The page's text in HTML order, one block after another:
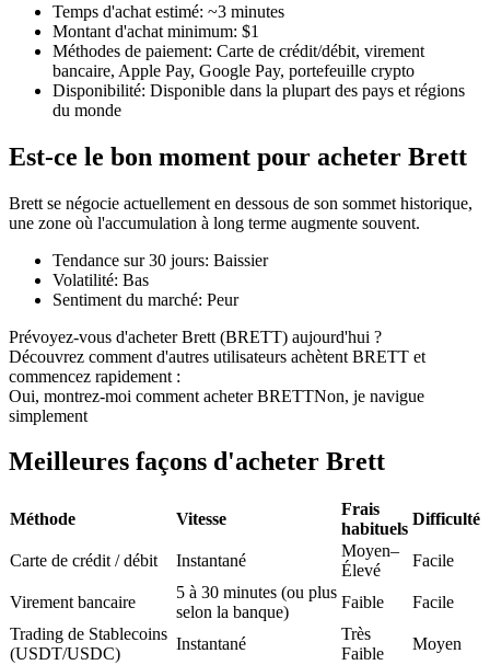
TradFi
Produits dérivés sur actions, forex, métaux précieux et matières
premières
Futures USDC
Futures utilisant l'USDC comme garantie
Copie de Trading
Rejoignez les meilleurs traders
Temps d'achat estimé: ~3 minutes
Montant d'achat minimum: $1
Méthodes de paiement: Carte de crédit/débit, virement
bancaire, Apple Pay, Google Pay, portefeuille crypto
Disponibilité: Disponible dans la plupart des pays et régions
du monde
Est-ce le bon moment pour acheter Brett
Brett se négocie actuellement en dessous de son sommet historique,
une zone où l'accumulation à long terme augmente souvent.
Tendance sur 30 jours: Baissier
Volatilité: Bas
Sentiment du marché: Peur
Prévoyez-vous d'acheter Brett (BRETT) aujourd'hui ?
Découvrez comment d'autres utilisateurs achètent BRETT et
commencez rapidement :
Oui, montrez-moi comment acheter BRETTNon, je navigue
simplement
Meilleures façons d'acheter Brett
Méthode Vitesse
Frais
habituels
Difficulté
Carte de crédit / débit Instantané
Moyen–
Élevé
Facile
Virement bancaire
5 à 30 minutes (ou plus
selon la banque)
Faible
Facile
Trading de Stablecoins
(USDT/USDC)
Instantané
Très
Faible
Moyen